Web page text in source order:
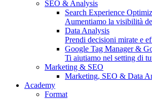
SEO & Analysis
Search Experience
Aumentiamo la visibilità
Data Analysis
Prendi decisioni mirate e
Google Tag Manager &
Ti aiutiamo nel setting di
Marketing & SEO
Marketing, SEO & Data
Academy
Format